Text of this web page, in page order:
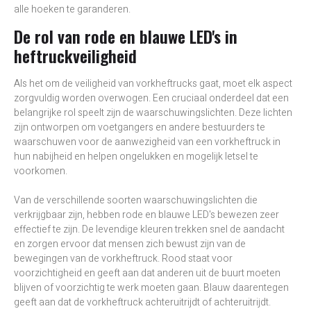
alle hoeken te garanderen.
De rol van rode en blauwe LED's in
heftruckveiligheid
Als het om de veiligheid van vorkheftrucks gaat, moet elk aspect
zorgvuldig worden overwogen. Een cruciaal onderdeel dat een
belangrijke rol speelt zijn de waarschuwingslichten. Deze lichten
zijn ontworpen om voetgangers en andere bestuurders te
waarschuwen voor de aanwezigheid van een vorkheftruck in
hun nabijheid en helpen ongelukken en mogelijk letsel te
voorkomen.
Van de verschillende soorten waarschuwingslichten die
verkrijgbaar zijn, hebben rode en blauwe LED's bewezen zeer
effectief te zijn. De levendige kleuren trekken snel de aandacht
en zorgen ervoor dat mensen zich bewust zijn van de
bewegingen van de vorkheftruck. Rood staat voor
voorzichtigheid en geeft aan dat anderen uit de buurt moeten
blijven of voorzichtig te werk moeten gaan. Blauw daarentegen
geeft aan dat de vorkheftruck achteruitrijdt of achteruitrijdt.